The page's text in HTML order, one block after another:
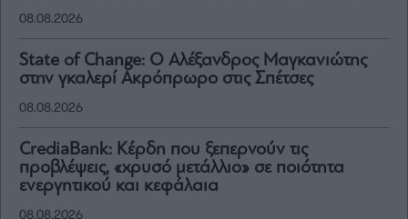
08.08.2026
State of Change: Ο Αλέξανδρος Μαγκανιώτης
στην γκαλερί Ακρόπρωρο στις Σπέτσες
08.08.2026
CrediaBank: Κέρδη που ξεπερνούν τις
προβλέψεις, «χρυσό μετάλλιο» σε ποιότητα
ενεργητικού και κεφάλαια
08.08.2026